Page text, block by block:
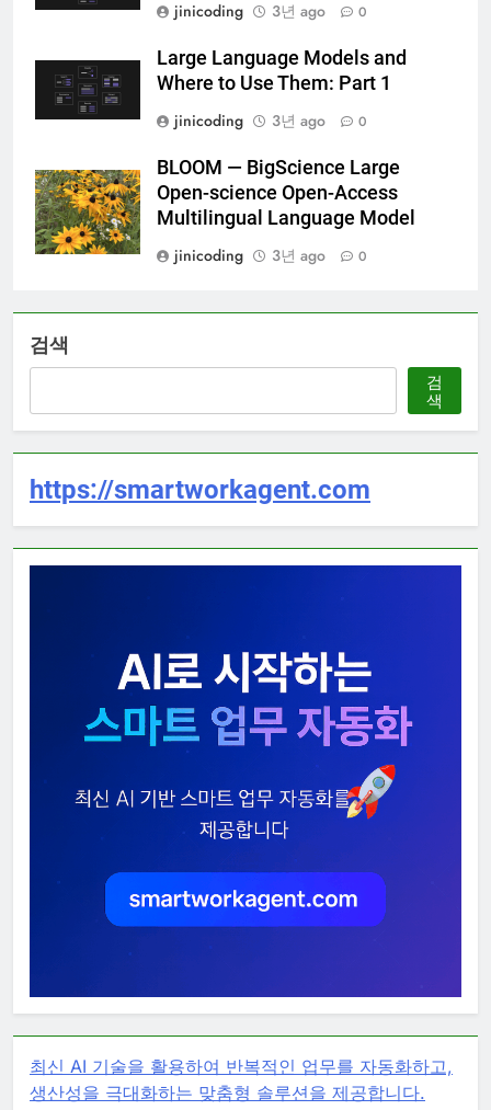
jinicoding 3년 ago 0
Large Language Models and
Where to Use Them: Part 1
jinicoding
3년 ago 0
BLOOM — BigScience Large
Open-science Open-Access
Multilingual Language Model
jinicoding
3년 ago 0
검색
검
색
https://smartworkagent.com
최신 AI 기술을 활용하여 반복적인 업무를 자동화하고,
생산성을 극대화하는 맞춤형 솔루션을 제공합니다.